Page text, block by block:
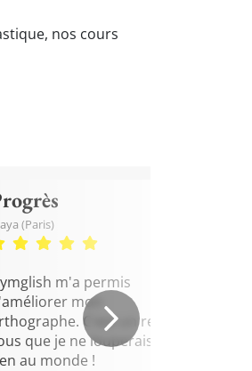
nos cours
(Paris)
m'a permis
mon
C'est un rendez-
que je ne louperais pour
au monde !